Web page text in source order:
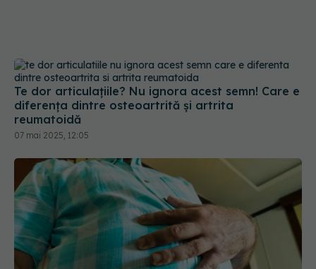
Te dor articulațiile? Nu ignora acest semn! Care e
diferența dintre osteoartrită și artrita
reumatoidă
07 mai 2025, 12:05